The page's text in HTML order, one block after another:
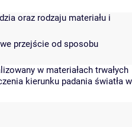
oraz rodzaju materiału i
przejście od sposobu
w materiałach trwałych
kierunku padania światła w